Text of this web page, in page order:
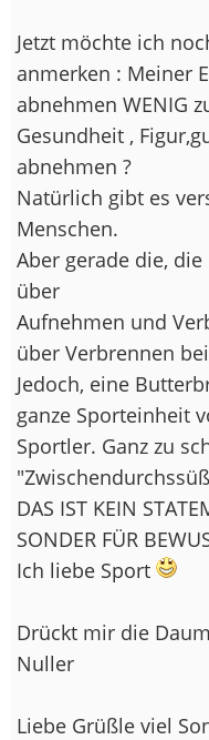
Jetzt möchte ich
anmerken : Meiner
abnehmen WENIG
Gesundheit ,
abnehmen ?
Natürlich gibt es
Menschen.
Aber gerade die,
über
Aufnehmen und
über Verbrennen
Jedoch, eine
ganze Sporteinheit
Sportler. Ganz zu
DAS IST KEIN
SONDER FÜR
Ich liebe Sport
Drückt mir die
Nuller
Liebe Grüßle viel